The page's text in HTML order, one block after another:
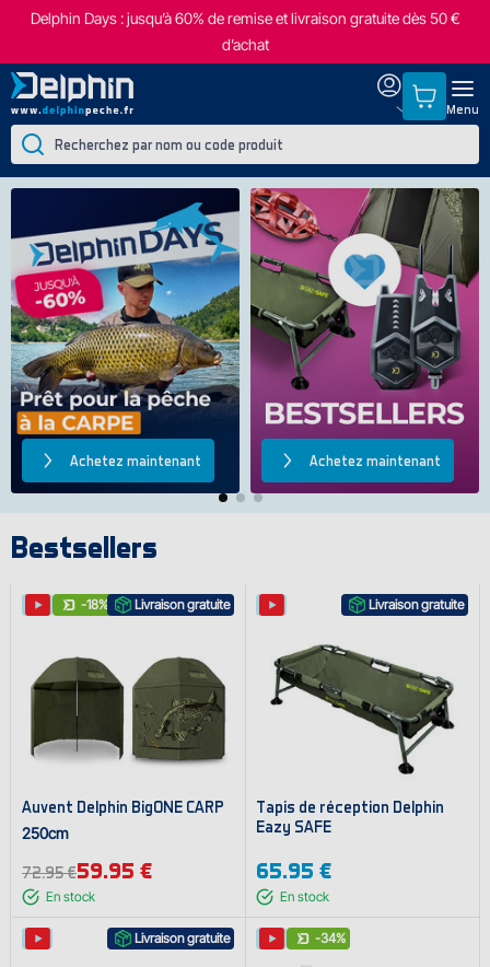
Delphin Days : jusqu’à 60% de remise et livraison gratuite dès 50 €
d’achat
Menu
Achetez maintenant Achetez maintenant
Bestsellers
-18% Livraison gratuite
Auvent Delphin BigONE CARP
250cm
72.95 €59.95 €
En stock
Livraison gratuite
Tapis de réception Delphin
Eazy SAFE
65.95 €
En stock
Livraison gratuite -34%